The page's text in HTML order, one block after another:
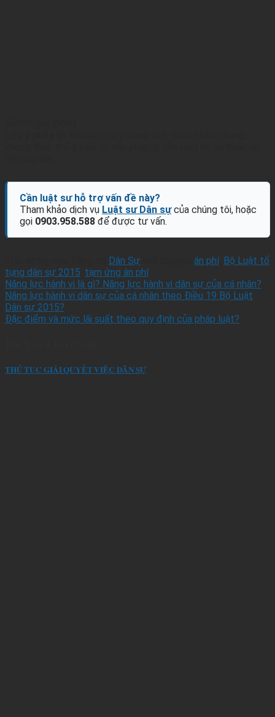
Cần luật sư hỗ trợ vấn đề này?
Tham khảo dịch vụ Luật sư Dân sựcủa chúng tôi, hoặc
gọi 0903.958.588 để được tư vấn.
Dân Sự án phí, Bộ Luật tố
tụng dân sự 2015 tạm ứng án phí.
Năng lực hành vi là gì? Năng lực hành vi dân sự của cá nhân?
Năng lực hành vi dân sự của cá nhân theo Điều 19 Bộ Luật
Dân sự 2015?
Đặc điểm và mức lãi suất theo quy định của pháp luật?
THỦ TỤC GIẢI QUYẾT VIỆC DÂN SỰ